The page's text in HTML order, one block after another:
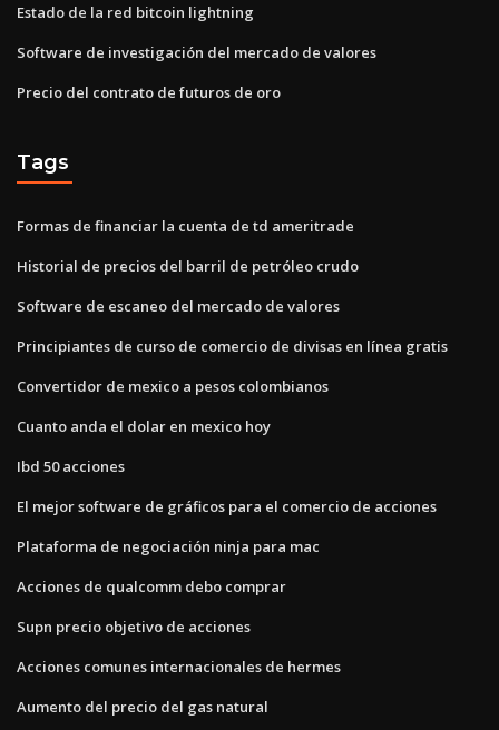
Estado de la red bitcoin lightning
Software de investigación del mercado de valores
Precio del contrato de futuros de oro
Tags
Formas de financiar la cuenta de td ameritrade
Historial de precios del barril de petróleo crudo
Software de escaneo del mercado de valores
Principiantes de curso de comercio de divisas en línea gratis
Convertidor de mexico a pesos colombianos
Cuanto anda el dolar en mexico hoy
Ibd 50 acciones
El mejor software de gráficos para el comercio de acciones
Plataforma de negociación ninja para mac
Acciones de qualcomm debo comprar
Supn precio objetivo de acciones
Acciones comunes internacionales de hermes
Aumento del precio del gas natural